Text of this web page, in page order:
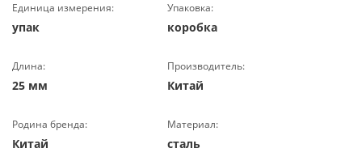
Единица измерения:
упак
Упаковка:
коробка
Длина:
25 мм
Производитель:
Китай
Родина бренда:
Китай
Материал:
сталь